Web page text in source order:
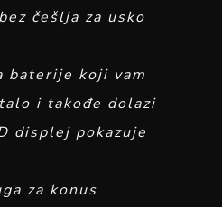
češlja za usko
baterije koji vam
i takođe dolazi
displej pokazuje
za konus